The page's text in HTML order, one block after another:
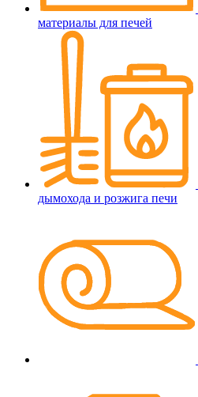
материалы для печей
дымохода и розжига печи